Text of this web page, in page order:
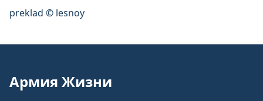
preklad © lesnoy
Армия Жизни